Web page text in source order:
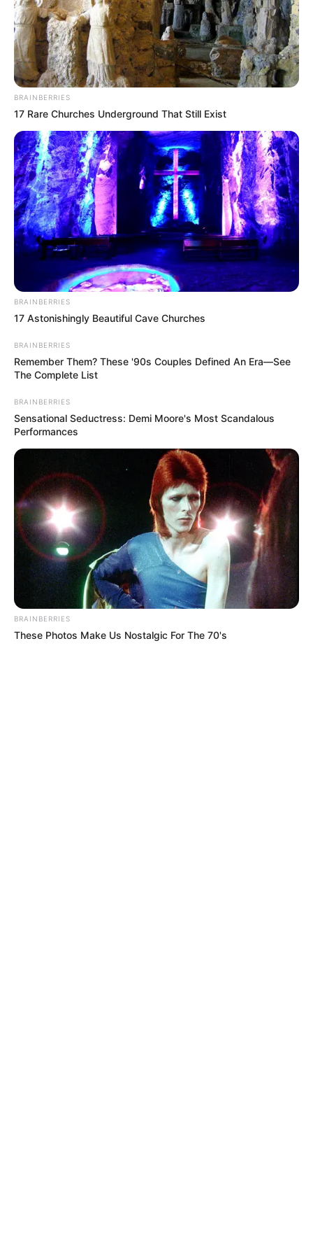
del Mundial 2026
COMPARTIR
TEMAS RELACIONADOS
ADOPCIÓN DE MASCOTAS
JORNADA DE VACUNACIÓN
PERROS Y GATOS
VACUNACIÓN DE PERROS Y GATOS
BUCARAMANGA
CENTROS COMERCIALES
NOTICIAS BUCARAMANGA
ALERTA BUCARAMANGA
ALCALDÍA DE BUCARAMANGA
MANTÉNGASE EN ALERTA
favor, active las notificaciones de Alerta.
ACTIVAR AHORA
TEMAS DESTACADOS
CIERRES VIALES EN BUCARAMANGA
TRANSVERSAL DEL CARARE
FLORIDABLANCA
LLUVIAS EN SANTANDER
CIERRES VIALES EN SANTANDER
BRAINBERRIES
17 Rare Churches Underground That Still Exist
BRAINBERRIES
17 Astonishingly Beautiful Cave Churches
BRAINBERRIES
Remember Them? These '90s Couples Defined An Era—See
The Complete List
BRAINBERRIES
Sensational Seductress: Demi Moore's Most Scandalous
Performances
BRAINBERRIES
These Photos Make Us Nostalgic For The 70's